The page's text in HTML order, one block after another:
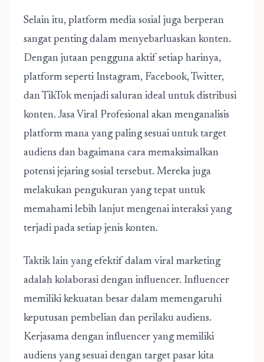
Selain itu, platform media sosial juga berperan
sangat penting dalam menyebarluaskan konten.
Dengan jutaan pengguna aktif setiap harinya,
platform seperti Instagram, Facebook, Twitter,
dan TikTok menjadi saluran ideal untuk distribusi
konten. Jasa Viral Profesional akan menganalisis
platform mana yang paling sesuai untuk target
audiens dan bagaimana cara memaksimalkan
potensi jejaring sosial tersebut. Mereka juga
melakukan pengukuran yang tepat untuk
memahami lebih lanjut mengenai interaksi yang
terjadi pada setiap jenis konten.
Taktik lain yang efektif dalam viral marketing
adalah kolaborasi dengan influencer. Influencer
memiliki kekuatan besar dalam memengaruhi
keputusan pembelian dan perilaku audiens.
Kerjasama dengan influencer yang memiliki
audiens yang sesuai dengan target pasar kita